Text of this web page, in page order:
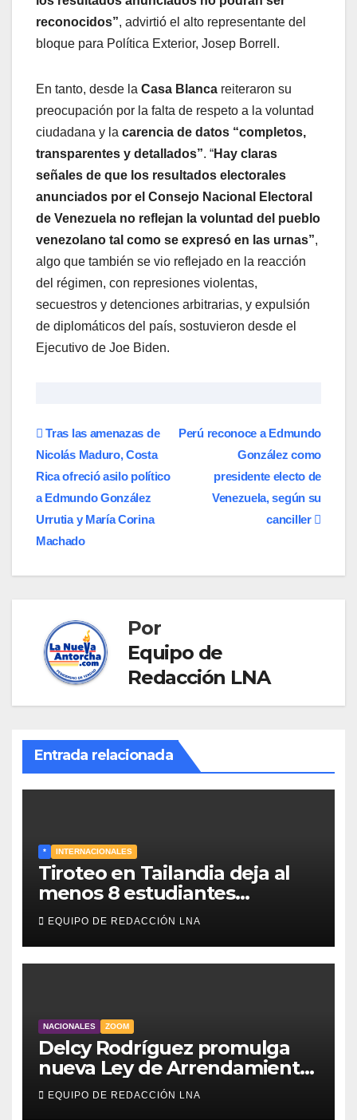
reconocidos”, advirtió el alto representante del
bloque para Política Exterior, Josep Borrell.
En tanto, desde la Casa Blanca reiteraron su
preocupación por la falta de respeto a la voluntad
ciudadana y la carencia de datos “completos,
transparentes y detallados”. “Hay claras
señales de que los resultados electorales
anunciados por el Consejo Nacional Electoral
de Venezuela no reflejan la voluntad del pueblo
venezolano tal como se expresó en las urnas”,
algo que también se vio reflejado en la reacción
del régimen, con represiones violentas,
secuestros y detenciones arbitrarias, y expulsión
de diplomáticos del país, sostuvieron desde el
Ejecutivo de Joe Biden.
Navegación
de
entradas
Perú reconoce a Edmundo
González como
presidente electo de
Venezuela, según su
canciller
Tras las amenazas de
Nicolás Maduro, Costa
Rica ofreció asilo político
a Edmundo González
Urrutia y María Corina
Machado
Por
Equipo de
Redacción LNA
Entrada relacionada
* INTERNACIONALES
Tiroteo en Tailandia deja al
menos 8 estudiantes
muertos y 30 heridos
EQUIPO DE REDACCIÓN LNA
NACIONALES ZOOM
Delcy Rodríguez promulga
nueva Ley de Arrendamiento
para atender a familias
damnificadas
EQUIPO DE REDACCIÓN LNA